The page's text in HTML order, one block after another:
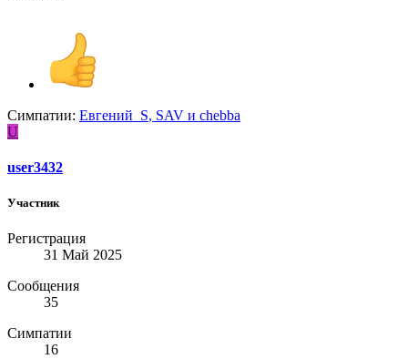
Симпатии: Евгений_S, SAV и chebba
U
user3432
Участник
Регистрация
31 Май 2025
Сообщения
35
Симпатии
16